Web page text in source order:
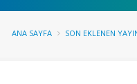
ANA SAYFA SON EKLENEN